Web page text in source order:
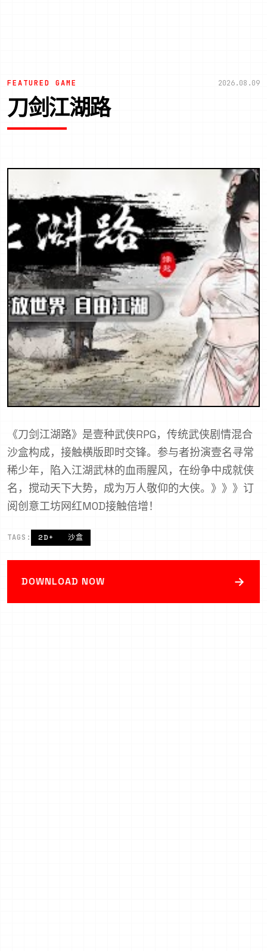
FEATURED GAME 2026.08.09
刀剑江湖路
《刀剑江湖路》是壹种武侠RPG，传统武侠剧情混合
沙盒构成，接触横版即时交锋。参与者扮演壹名寻常
稀少年，陷入江湖武林的血雨腥风，在纷争中成就侠
名，搅动天下大势，成为万人敬仰的大侠。》》》订
阅创意工坊网红MOD接触倍增！
TAGS: 2D+ 沙盒
DOWNLOAD NOW →